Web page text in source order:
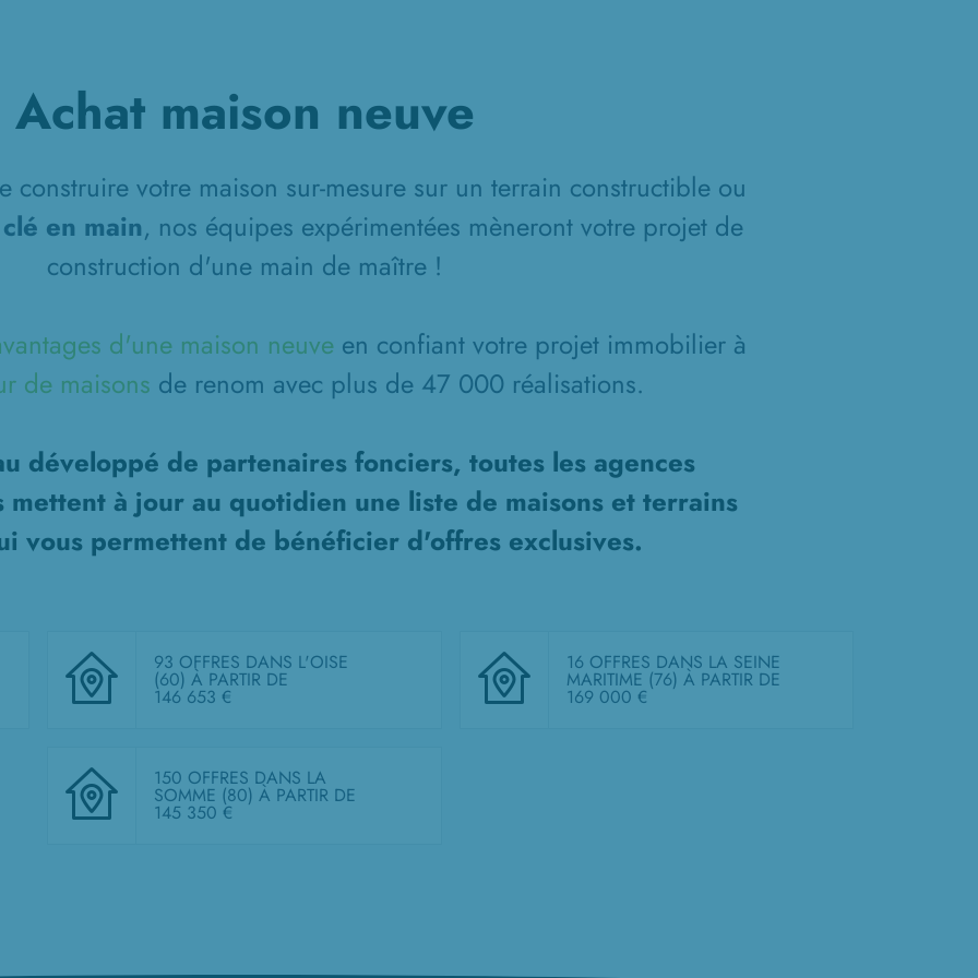
Achat maison neuve
construire votre maison sur-mesure sur un terrain constructible ou
en main, nos équipes expérimentées mèneront votre projet de
construction d'une main de maître !
d'une maison neuve en confiant votre projet immobilier à
de maisons de renom avec plus de 47 000 réalisations.
développé de partenaires fonciers, toutes les agences
mettent à jour au quotidien une liste de maisons et terrains
vous permettent de bénéficier d'offres exclusives.
93 OFFRES DANS L'OISE
(60)À PARTIR DE
146 653 €
16 OFFRES DANS LA SEINE
MARITIME (76) À PARTIR DE
169 000 €
150 OFFRES DANS LA
SOMME (80)À PARTIR DE
145 350 €